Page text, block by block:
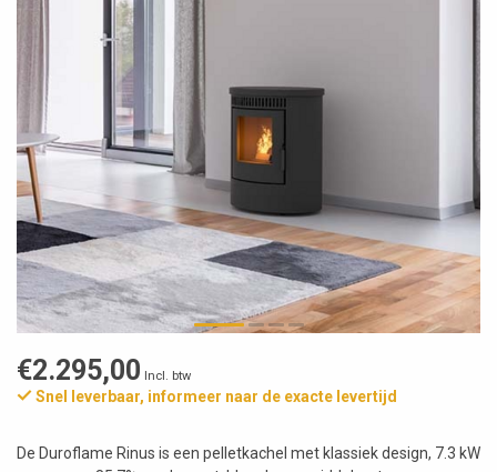
€2.295,00 Incl. btw
Snel leverbaar, informeer naar de exacte levertijd
De Duroflame Rinus is een pelletkachel met klassiek design, 7.3 kW